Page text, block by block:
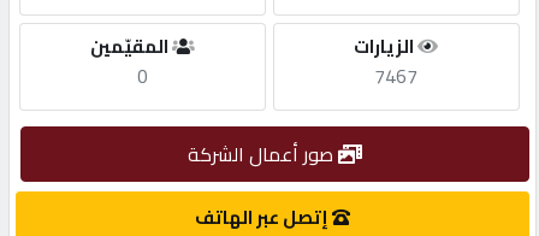
اشتراك
الاحصائيات
الأقسام
المقيّمين
0
الزيارات
7467
صور أعمال الشركة
إتصل عبر الهاتف